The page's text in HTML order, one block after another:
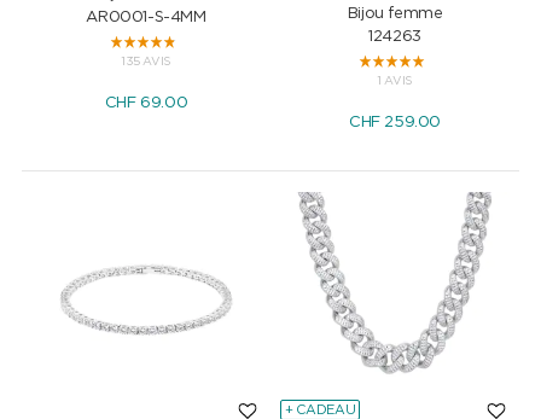
AR0001-S-4MM
135 AVIS
CHF 69.00
Bijou femme
124263
1 AVIS
CHF 259.00
+ CADEAU